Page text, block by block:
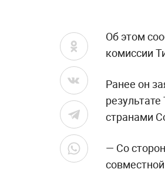
Об этом
комиссии
Ранее он
странами
— Со